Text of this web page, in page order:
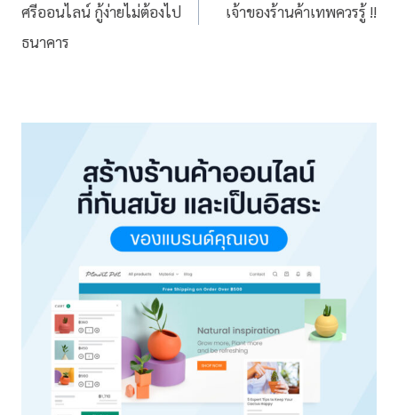
ศรีออนไลน์ กู้ง่ายไม่ต้องไป
ธนาคาร
เจ้าของร้านค้าเทพควรรู้ !!